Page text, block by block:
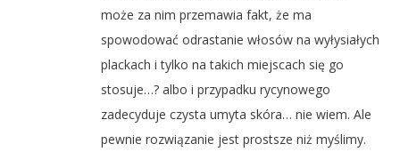
może za nim przemawia fakt, że ma
spowodować odrastanie włosów na wyłysiałych
plackach i tylko na takich miejscach się go
stosuje…? albo i przypadku rycynowego
zadecyduje czysta umyta skóra… nie wiem. Ale
pewnie rozwiązanie jest prostsze niż myślimy.